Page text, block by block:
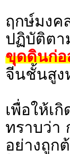
ฤกษ์มง
ปฏิบัติต
ขุดดินก่อ
จีนชั้นสูง
เพื่อให้เ
ทราบว่า
อย่างถูก